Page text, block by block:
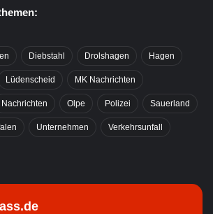
Diebstahl Drolshagen Hagen
Lüdenscheid MK Nachrichten
Nachrichten Olpe Polizei Sauerland
Unternehmen Verkehrsunfall